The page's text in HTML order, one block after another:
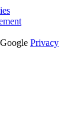
Privacy